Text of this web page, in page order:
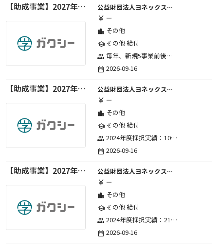
【助成事業】2027年度中学校部活動の地域展開推進に関する助成金
公益財団法人ヨネックススポーツ振興財団
currency_yen ー
location_city その他
schoolその他-給付
group 毎年、新規5事業前後への助成金交付を予定とし、初年度5事業、2年目合計10事業前後、3年目合計15事業前後、4年目以降は15事業前後にて実施する。 2025年度採択実績：5事業、2026年度採択実績：5事業
date_range 2026-09-16
【助成事業】2027年度（通年）ジュニアスポーツ振興に関する助成金
公益財団法人ヨネックススポーツ振興財団
currency_yen ー
location_city その他
schoolその他-給付
group 2024年度採択実績：107事業（前期45・後期62）、2025年度採択実績：103事業（前期48・後期55）、2026年度採択実績：97事業 ※2026年度より、前期・後期の区分を廃止し、年1回の申請受付となりました。
date_range 2026-09-16
【助成事業】2027年度（通年）国際交流普及事業に関する助成金
公益財団法人ヨネックススポーツ振興財団
currency_yen ー
location_city その他
schoolその他-給付
group 2024年度採択実績：21事業（前期11・後期10）、2025年度採択実績：30事業（前期15・後期15）、2026年度採択実績：40事業 ※2026年度より、前期・後期の区分を廃止し、年1回の申請受付となりました。
date_range 2026-09-16